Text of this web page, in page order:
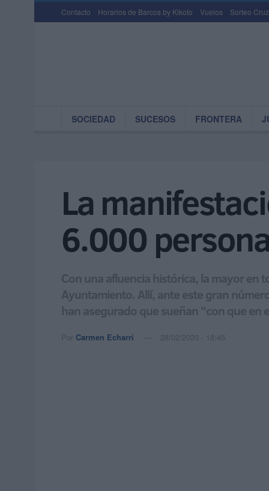
Contacto Horarios de Barcos by Kikoto Vuelos Sorteo
SOCIEDAD SUCESOS FRONTERA
La
6.000
Con una afluencia histórica, la mayor en
Ayuntamiento. Allí, ante este gran
han asegurado que sueñan "con que en
Por Carmen Echarri 28/02/2020 - 18:45